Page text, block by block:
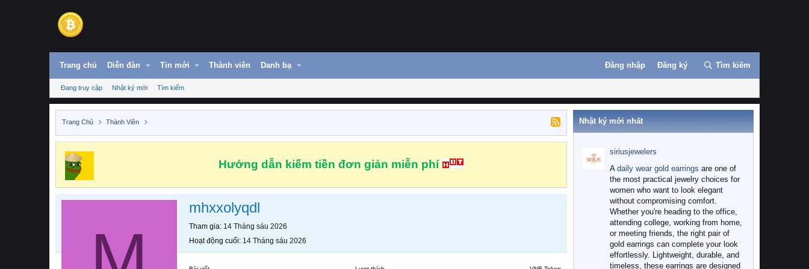
Trang chủ Diễn đàn Tin mới Thành viên Danh bạ Đăng nhập Đăng ký Tìm kiếm
Đang truy cập Nhật ký mới Tìm kiếm
Trang Chủ Thành Viên
Hướng dẫn kiếm tiền đơn giản miễn phí
mhxxolyqdl
Tham gia 14 Tháng sáu 2026
Hoạt động cuối 14 Tháng sáu 2026
Nhật ký mới nhất
siriusjewelers
A daily wear gold earrings are one of
the most practical jewelry choices for
women who want to look elegant
without compromising comfort.
Whether you're heading to the office,
attending college, working from home,
or meeting friends, the right pair of
gold earrings can complete your look
effortlessly. Lightweight, durable, and
timeless, these earrings are designed